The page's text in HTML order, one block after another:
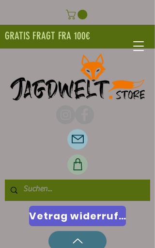
GRATIS FRAGT FRA 100€
Vetrag widerrufen